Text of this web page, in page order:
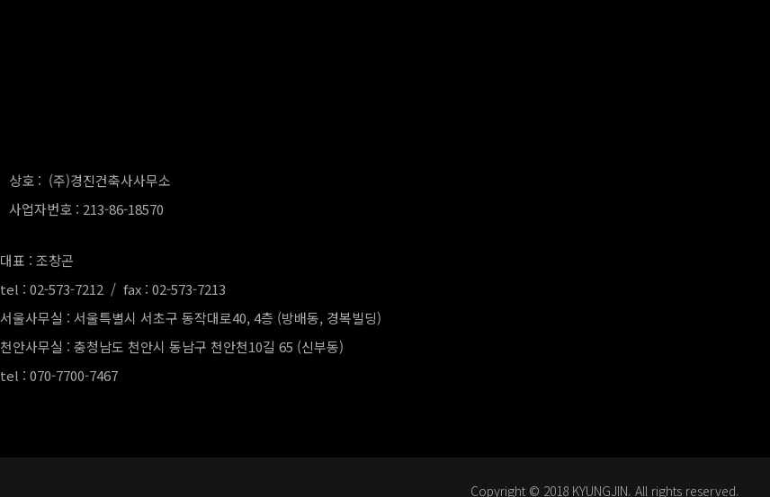
상호 : (주)경진건축사사무소
사업자번호 : 213-86-18570
대표 : 조창곤
tel : 02-573-7212 / fax : 02-573-7213
서울사무실 : 서울특별시 서초구 동작대로40, 4층 (방배동, 경복빌딩)
천안사무실 : 충청남도 천안시 동남구 천안천10길 65 (신부동)
tel : 070-7700-7467
Copyright © 2018 KYUNGJIN. All rights reserved.